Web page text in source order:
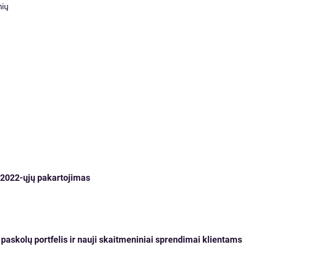
ųjų pakartojimas
portfelis ir nauji skaitmeniniai sprendimai klientams